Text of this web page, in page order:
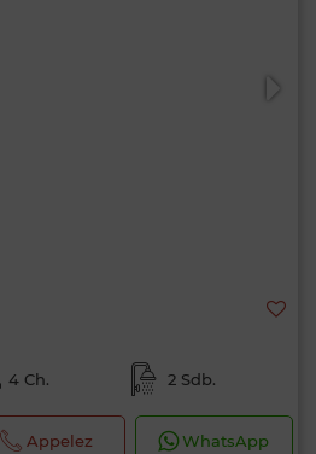
4 Ch. 2 Sdb.
Appelez WhatsApp